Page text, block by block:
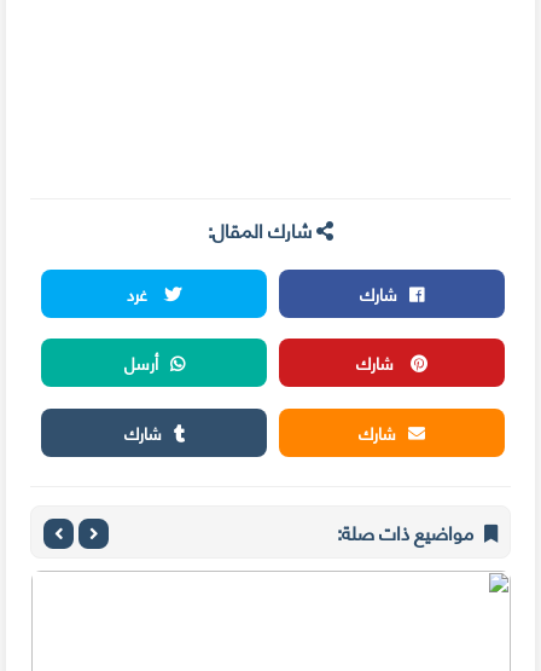
شارك المقال:
شارك
غرد
شارك
أرسل
شارك
شارك
مواضيع ذات صلة: